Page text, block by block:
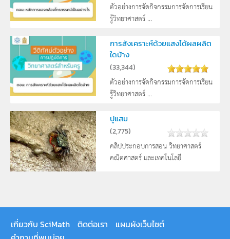
ตัวอย่างการจัดกิจกรรมการจัดการเรียน
รู้วิทยาศาสตร์ ...
การสังเคราะห์ด้วยแสงได้ผลผลิต
ใดบ้าง
(33,344)
ตัวอย่างการจัดกิจกรรมการจัดการเรียน
รู้วิทยาศาสตร์ ...
ปูแสม
(2,775)
คลิปประกอบการสอน วิทยาศาสตร์
คณิตศาสตร์ และเทคโนโลยี
เกี่ยวกับ SciMath ติดต่อเรา
แผนผังเว็บไซต์